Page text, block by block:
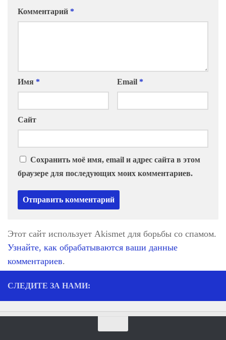
Комментарий *
Имя * Email *
Сайт
Сохранить моё имя, email и адрес сайта в этом
браузере для последующих моих комментариев.
Этот сайт использует Akismet для борьбы со спамом.
Узнайте, как обрабатываются ваши данные
комментариев.
СЛЕДИТЕ ЗА НАМИ: